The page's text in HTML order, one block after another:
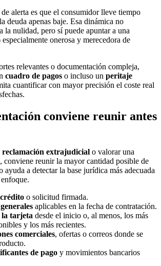
alerta es que el consumidor lleve tiempo
deuda apenas baje. Esa dinámica no
la nulidad, pero sí puede apuntar a una
onerosa y merecedora de
relevantes o documentación compleja,
cuadro de pagos o incluso un peritaje
cuantificar con mayor precisión el coste real
conviene reunir antes
reclamación extrajudicial o valorar una
conviene reunir la mayor cantidad posible de
ayuda a detectar la base jurídica más adecuada
o solicitud firmada.
aplicables en la fecha de contratación.
la tarjeta desde el inicio o, al menos, los más
y los más recientes.
comerciales, ofertas o correos donde se
de pago y movimientos bancarios